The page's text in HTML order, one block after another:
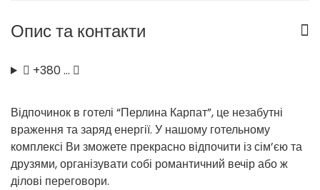
Опис та контакти
+380 …
Відпочинок в готелі “Перлина Карпат”, це незабутні
враження та заряд енергії. У нашому готельному
комплексі Ви зможете прекрасно відпочити із сім’єю та
друзями, організувати собі романтичний вечір або ж
ділові переговори.